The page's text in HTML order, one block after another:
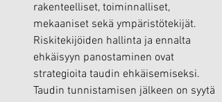
rakenteelliset, toiminnalliset,
mekaaniset sekä ympäristötekijät.
Riskitekijöiden hallinta ja ennalta
ehkäisyyn panostaminen ovat
strategioita taudin ehkäisemiseksi.
Taudin tunnistamisen jälkeen on syytä